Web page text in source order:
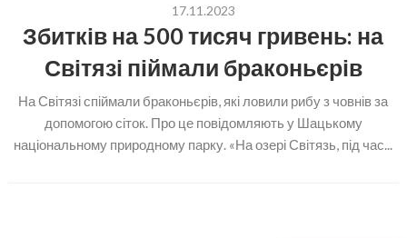
17.11.2023
Збитків на 500 тисяч гривень: на
Світязі піймали браконьєрів
На Світязі спіймали браконьєрів, які ловили рибу з човнів за
допомогою сіток. Про це повідомляють у Шацькому
національному природному парку. «На озері Світязь, під час...